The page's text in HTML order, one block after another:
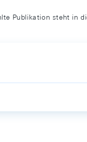
Publikation steht in